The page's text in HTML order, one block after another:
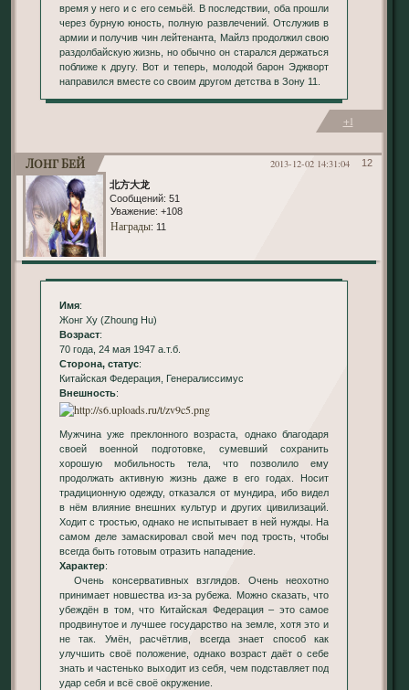
время у него и с его семьёй. В последствии, оба прошли
через бурную юность, полную развлечений. Отслужив в
армии и получив чин лейтенанта, Майлз продолжил свою
раздолбайскую жизнь, но обычно он старался держаться
поближе к другу. Вот и теперь, молодой барон Эджворт
направился вместе со своим другом детства в Зону 11.
+1
12
2013-12-02 14:31:04
Лонг Бей
北方大龙
Сообщений: 51
Уважение: +108
Награды: 11
Имя:
Жонг Ху (Zhoung Hu)
Возраст:
70 года, 24 мая 1947 а.т.б.
Сторона, статус:
Китайская Федерация, Генералиссимус
Внешность:
Мужчина уже преклонного возраста, однако благодаря
своей военной подготовке, сумевший сохранить
хорошую мобильность тела, что позволило ему
продолжать активную жизнь даже в его годах. Носит
традиционную одежду, отказался от мундира, ибо видел
в нём влияние внешних культур и других цивилизаций.
Ходит с тростью, однако не испытывает в ней нужды. На
самом деле замаскировал свой меч под трость, чтобы
всегда быть готовым отразить нападение.
Характер:
Очень консервативных взглядов. Очень неохотно
принимает новшества из-за рубежа. Можно сказать, что
убеждён в том, что Китайская Федерация – это самое
продвинутое и лучшее государство на земле, хотя это и
не так. Умён, расчётлив, всегда знает способ как
улучшить своё положение, однако возраст даёт о себе
знать и частенько выходит из себя, чем подставляет под
удар себя и всё своё окружение.